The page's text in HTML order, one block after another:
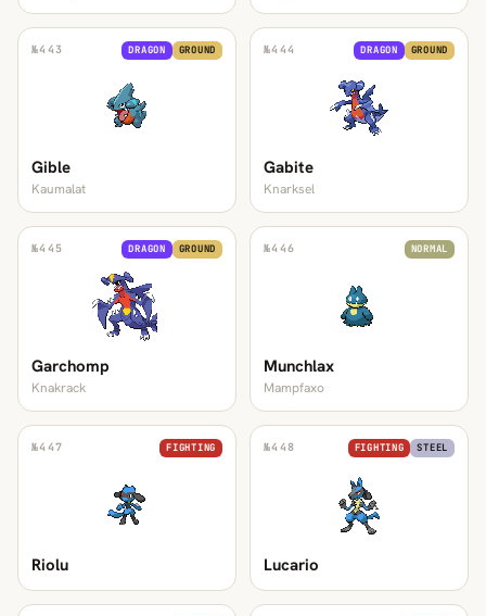
№443 DRAGON GROUND
Gible
Kaumalat
№444 DRAGON GROUND
Gabite
Knarksel
№445 DRAGON GROUND
Garchomp
Knakrack
№446 NORMAL
Munchlax
Mampfaxo
№447 FIGHTING
Riolu
№448 FIGHTING STEEL
Lucario